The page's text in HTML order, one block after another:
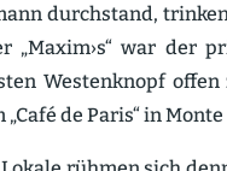
durch­stand,
„Maxim›s“ war der
Westen­knopf
„Café de Paris“ in